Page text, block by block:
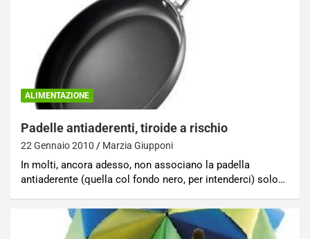
ALIMENTAZIONE
Padelle antiaderenti, tiroide a rischio
22 Gennaio 2010 Marzia Giupponi
In molti, ancora adesso, non associano la padella
antiaderente (quella col fondo nero, per intenderci) solo…